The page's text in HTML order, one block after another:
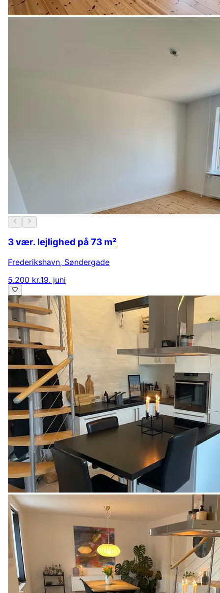
3 vær. lejlighed på 73 m²
Frederikshavn, Søndergade
5.200 kr.19. juni